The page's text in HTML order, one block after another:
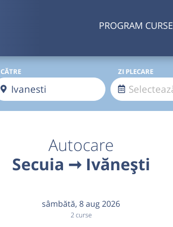
PROGRAM CURSE
CĂTRE ZI PLECARE
Autocare
Secuia ➞ Ivănești
sâmbătă, 8 aug 2026
2 curse